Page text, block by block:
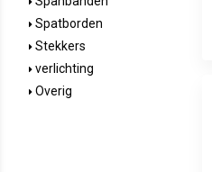
Spatborden
Stekkers
verlichting
Overig